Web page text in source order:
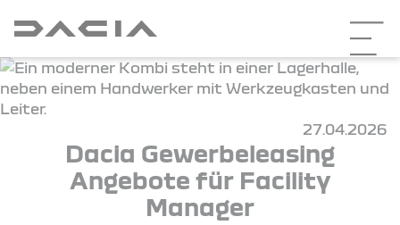
27.04.2026
Dacia Gewerbeleasing
Angebote für Facility
Manager